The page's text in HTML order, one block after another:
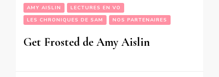
AMY AISLIN
LECTURES EN VO
LES CHRONIQUES DE SAM
NOS PARTENAIRES
Get Frosted de Amy Aislin